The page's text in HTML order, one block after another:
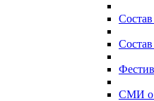
СМИ о